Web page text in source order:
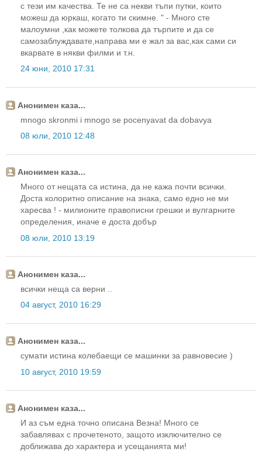
с тези им качества. Те не са некви тъпи путки, които
можеш да юркаш, когато ти скимне. " - Много сте
малоумни ,как можете толкова да търпите и да се
самозаблуждавате,направа ми е жал за вас,как сами си
вкарвате в някви филми и т.н.
24 юни, 2010 17:31
Анонимен каза...
mnogo skronmi i mnogo se pocenyavat da dobavya
08 юли, 2010 12:48
Анонимен каза...
Много от нещата са истина, да не кажа почти всички.
Доста колоритно описание на знака, само едно не ми
харесва ! - милионите правописни грешки и вулгарните
определения, иначе е доста добър
08 юли, 2010 13:19
Анонимен каза...
всички неща са верни ..
04 август, 2010 16:29
Анонимен каза...
сумати истина колебаещи се машинки за равновесие )
10 август, 2010 19:59
Анонимен каза...
И аз съм една точно описана Везна! Много се
забавлявах с прочетеното, защото изключително се
доближава до характера и усещанията ми!